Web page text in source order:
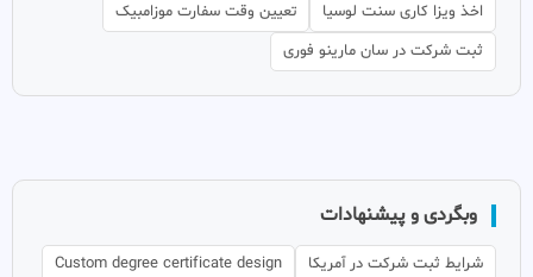
اخذ ویزا کاری سنت لوسیا
تعیین وقت سفارت موزامبیک
ثبت شرکت در سان مارینو فوری
وبگردی و پیشنهادات
شرایط ثبت شرکت در آمریکا
Custom degree certificate design